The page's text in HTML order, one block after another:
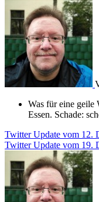
Was für eine geile
Essen. Schade:
Twitter Update vom 12.
Twitter Update vom 19.